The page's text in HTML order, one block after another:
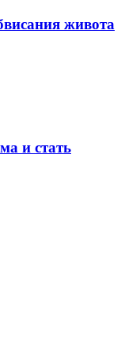
живота
и стать